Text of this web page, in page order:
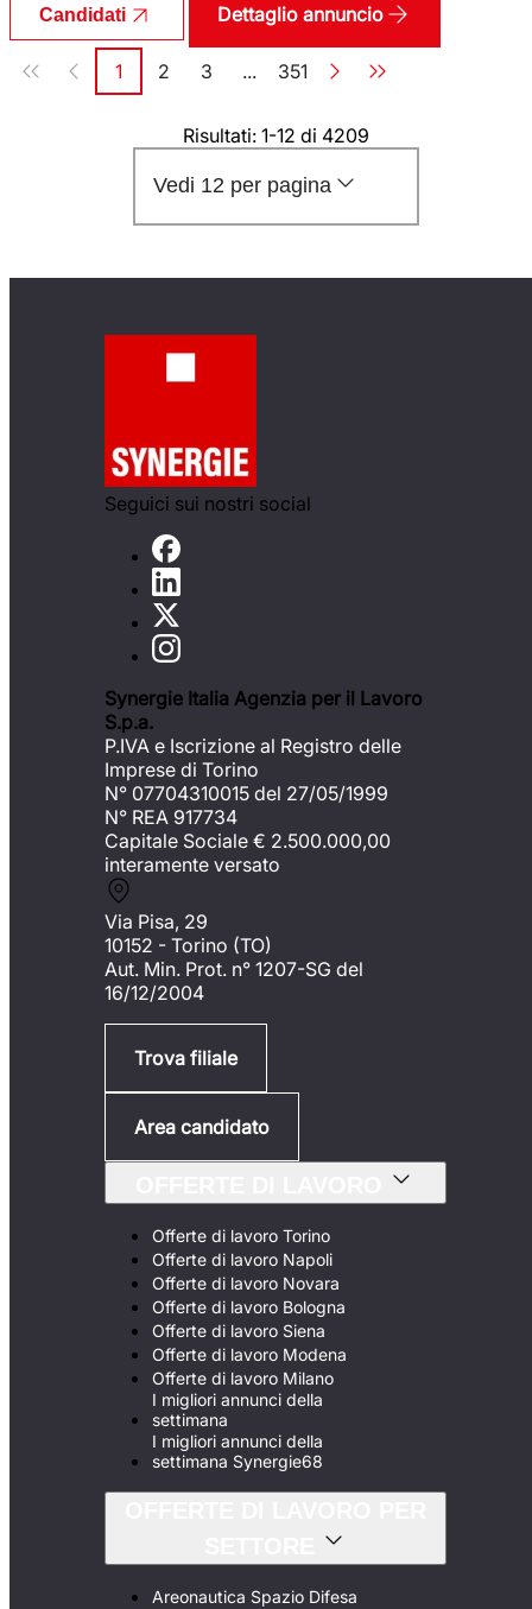
Candidati Dettaglio annuncio
Paginazione
Pagina
1 Pagina
2 Pagina
3 ... Pagina
351
Risultati: 1-12 di 4209
Vedi 12 per pagina
Seguici sui nostri social
Synergie Italia Agenzia per il Lavoro
S.p.a.
P.IVA e Iscrizione al Registro delle
Imprese di Torino
N° 07704310015 del 27/05/1999
N° REA 917734
Capitale Sociale € 2.500.000,00
interamente versato
Via Pisa, 29
10152 - Torino (TO)
Aut. Min. Prot. n° 1207-SG del
16/12/2004
Trova filiale
Area candidato
Offerte di lavoro Torino
Offerte di lavoro Napoli
Offerte di lavoro Novara
Offerte di lavoro Bologna
Offerte di lavoro Siena
Offerte di lavoro Modena
Offerte di lavoro Milano
I migliori annunci della
settimana
I migliori annunci della
settimana Synergie68
Areonautica Spazio Difesa